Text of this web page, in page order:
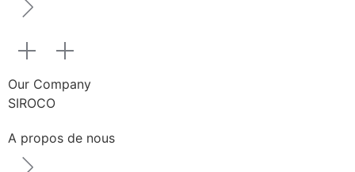
Our Company
SIROCO
A propos de nous